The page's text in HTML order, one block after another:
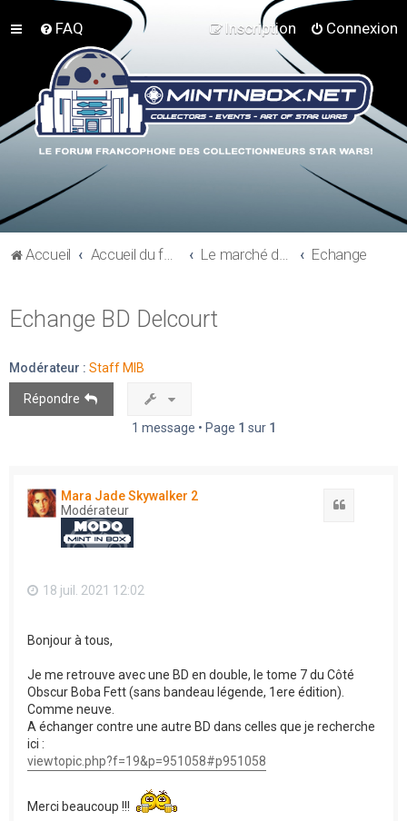
FAQ Connexion
Inscription
Accueil Accueil du forum Le marché du collectionneur Echange
Echange BD Delcourt
Modérateur : Staff MIB
Répondre
1 message • Page 1 sur 1
Mara Jade Skywalker 2
Modérateur
18 juil. 2021 12:02
Bonjour à tous,
Je me retrouve avec une BD en double, le tome 7 du Côté
Obscur Boba Fett (sans bandeau légende, 1ere édition).
Comme neuve.
A échanger contre une autre BD dans celles que je recherche
ici :
viewtopic.php?f=19&p=951058#p951058
Merci beaucoup !!!